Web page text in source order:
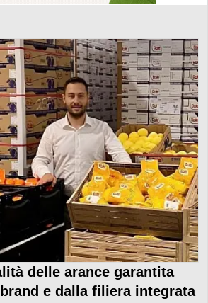
delle arance garantita
e dalla filiera integrata